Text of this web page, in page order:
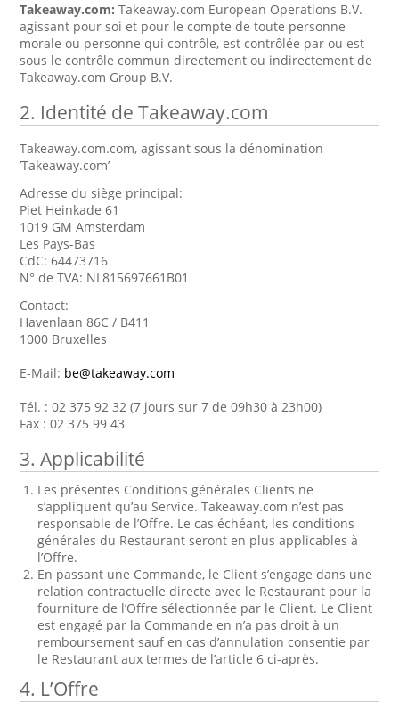
Takeaway.com:Takeaway.com European Operations B.V.
agissant pour soi et pour le compte de toute personne
morale ou personne qui contrôle, est contrôlée par ou est
sous le contrôle commun directement ou indirectement de
Takeaway.com Group B.V.
2. Identité de Takeaway.com
Takeaway.com.com, agissant sous la dénomination
’Takeaway.com’
Adresse du siège principal:
Piet Heinkade 61
1019 GM Amsterdam
Les Pays-Bas
CdC: 64473716
N° de TVA: NL815697661B01
Contact:
Havenlaan 86C / B411
1000 Bruxelles
E-Mail: be@takeaway.com
Tél. : 02 375 92 32 (7 jours sur 7 de 09h30 à 23h00)
Fax : 02 375 99 43
3. Applicabilité
Les présentes Conditions générales Clients ne
s’appliquent qu’au Service. Takeaway.com n’est pas
responsable de l’Offre. Le cas échéant, les conditions
générales du Restaurant seront en plus applicables à
l’Offre.
En passant une Commande, le Client s’engage dans une
relation contractuelle directe avec le Restaurant pour la
fourniture de l’Offre sélectionnée par le Client. Le Client
est engagé par la Commande en n’a pas droit à un
remboursement sauf en cas d’annulation consentie par
le Restaurant aux termes de l’article 6 ci-après.
4. L’Offre